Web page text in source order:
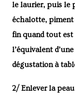
le laurier, puis le
échalotte, piment
fin quand tout est
l’équivalent
dégustation à
2/ Enlever la